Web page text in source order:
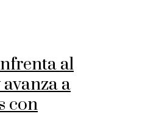
al
a
con